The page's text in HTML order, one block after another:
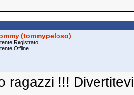
(tommypeloso)
Registrato
Offline
ragazzi !!!